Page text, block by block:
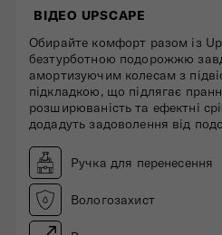
ВІДЕО UPSCAPE
Обирайте комфорт разом із
безтурботною подорожжю
амортизуючим колесам з
підкладкою, що підлягає
розширюваність та ефектні
додадуть задоволення від
Ручка для перенесення
Вологозахист